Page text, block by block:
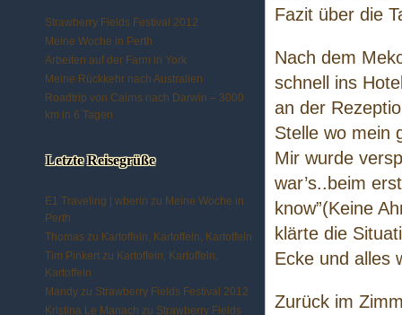
Fazit über die
Nach dem
schnell ins
an der
Stelle wo mein
Mir wurde
war’s..beim
know”(Keine
klärte die
Ecke und alles
Zurück im
Strawberry Fields Festival 2012
Meine Woche in Perth
Arbeiten auf der Farm in York
Meine Rückkehr nach Australien
Roadtrip von Cairns nach Darwin – 3000
km in 6 Tagen
Letzte Reisegrüße
E1 Traveling | wberin zu Meine Woche in
Perth
Thomas zu Kartoffeln, Kartoffeln, Kartoffeln
Tim Pinkert zu Kartoffeln, Kartoffeln,
Kartoffeln
Mandy zu Strawberry Fields Festival 2012
Kristina Le Manach zu Strawberry Fields